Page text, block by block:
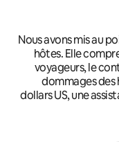
Nous avons mis au
hôtes. Elle
voyageurs, le
dommages des
dollars US, une